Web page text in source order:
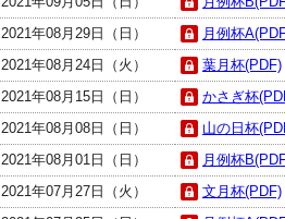
2021年08月29日（日）
月例杯
2021年08月24日（火）
葉月杯(PDF)
2021年08月15日（日）
かさぎ杯
2021年08月08日（日）
山の日杯
2021年08月01日（日）
月例杯
2021年07月27日（火）
文月杯(PDF)